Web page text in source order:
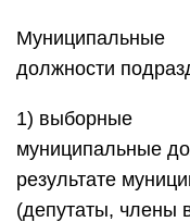
Муниципальные
должности
1) выборные
муниципальные
результате
(депутаты, члены